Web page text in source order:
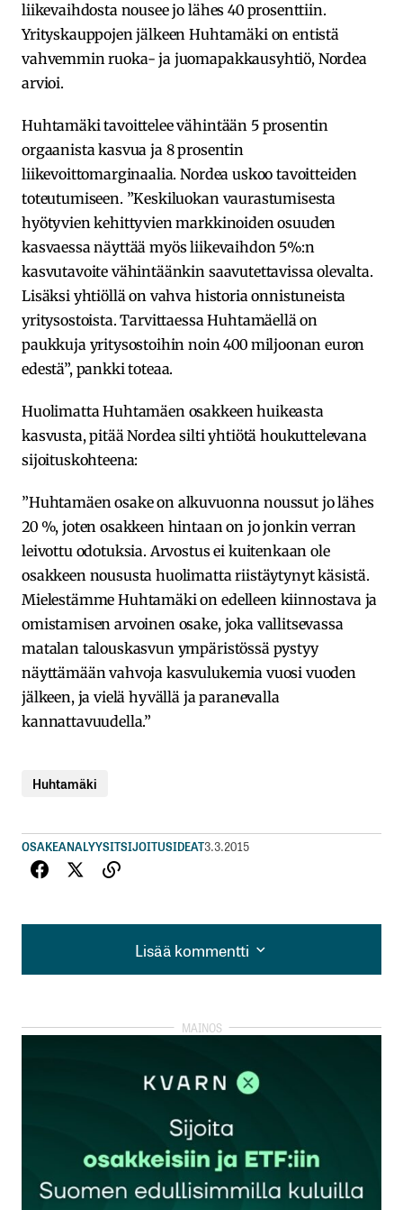
liikevaihdosta nousee jo lähes 40 prosenttiin.
Yrityskauppojen jälkeen Huhtamäki on entistä
vahvemmin ruoka- ja juomapakkausyhtiö, Nordea
arvioi.
Huhtamäki tavoittelee vähintään 5 prosentin
orgaanista kasvua ja 8 prosentin
liikevoittomarginaalia. Nordea uskoo tavoitteiden
toteutumiseen. ”Keskiluokan vaurastumisesta
hyötyvien kehittyvien markkinoiden osuuden
kasvaessa näyttää myös liikevaihdon 5%:n
kasvutavoite vähintäänkin saavutettavissa olevalta.
Lisäksi yhtiöllä on vahva historia onnistuneista
yritysostoista. Tarvittaessa Huhtamäellä on
paukkuja yritysostoihin noin 400 miljoonan euron
edestä”, pankki toteaa.
Huolimatta Huhtamäen osakkeen huikeasta
kasvusta, pitää Nordea silti yhtiötä houkuttelevana
sijoituskohteena:
”Huhtamäen osake on alkuvuonna noussut jo lähes
20 %, joten osakkeen hintaan on jo jonkin verran
leivottu odotuksia. Arvostus ei kuitenkaan ole
osakkeen noususta huolimatta riistäytynyt käsistä.
Mielestämme Huhtamäki on edelleen kiinnostava ja
omistamisen arvoinen osake, joka vallitsevassa
matalan talouskasvun ympäristössä pystyy
näyttämään vahvoja kasvulukemia vuosi vuoden
jälkeen, ja vielä hyvällä ja paranevalla
kannattavuudella.”
Huhtamäki
OSAKEANALYYSITSIJOITUSIDEAT3.3.2015
Lisää kommentti
Lisää kommentti
kirjautua
rekisteröityä